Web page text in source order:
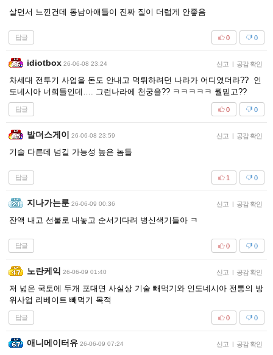
살면서 느낀건데 동남아애들이 진짜 질이 더럽게 안좋음
답글 0
0
idiotbox 26-06-08 23:24 신고 | 공감 확인
차세대 전투기 사업을 돈도 안내고 먹튀하려던 나라가 어디였더라?? 인
도네시아 너희들인데…. 그런나라에 천궁을?? ㅋㅋㅋㅋㅋ 뭘믿고??
답글 0
0
발더스게이 26-06-08 23:59 신고 | 공감 확인
기술 다른데 넘길 가능성 높은 놈들
답글 0
1
지나가는룬 26-06-09 00:36 신고 | 공감 확인
잔액 내고 선불로 내놓고 순서기다려 병신색기들아 ㅋ
답글 0
0
노란케익 26-06-09 01:40 신고 | 공감 확인
저 넓은 국토에 두개 포대면 사실상 기술 빼먹기와 인도네시아 전통의 방
위사업 리베이트 빼먹기 목적
답글 0
0
애니메이터유 26-06-09 07:24 신고 | 공감 확인